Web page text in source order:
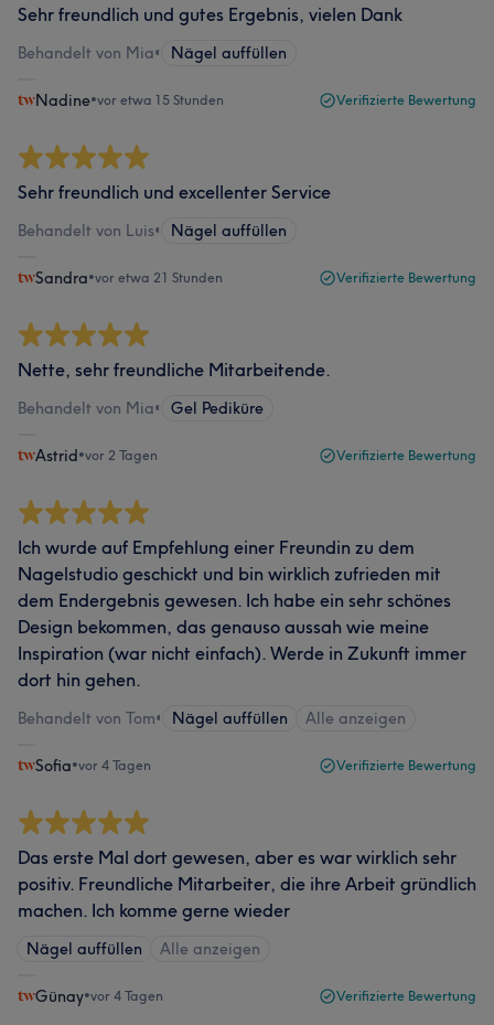
Sehr freundlich und gutes Ergebnis, vielen Dank
Behandelt von Mia• Nägel auffüllen
Nadine•vor etwa 15 Stunden Verifizierte Bewertung
Sehr freundlich und excellenter Service
Behandelt von Luis• Nägel auffüllen
Sandra•vor etwa 21 Stunden Verifizierte Bewertung
Nette, sehr freundliche Mitarbeitende.
Behandelt von Mia• Gel Pediküre
Astrid•vor 2 Tagen Verifizierte Bewertung
Ich wurde auf Empfehlung einer Freundin zu dem
Nagelstudio geschickt und bin wirklich zufrieden mit
dem Endergebnis gewesen. Ich habe ein sehr schönes
Design bekommen, das genauso aussah wie meine
Inspiration (war nicht einfach). Werde in Zukunft immer
dort hin gehen.
Behandelt von Tom• Nägel auffüllen Alle anzeigen
Sofia•vor 4 Tagen Verifizierte Bewertung
Das erste Mal dort gewesen, aber es war wirklich sehr
positiv. Freundliche Mitarbeiter, die ihre Arbeit gründlich
machen. Ich komme gerne wieder
Nägel auffüllen Alle anzeigen
Günay•vor 4 Tagen Verifizierte Bewertung